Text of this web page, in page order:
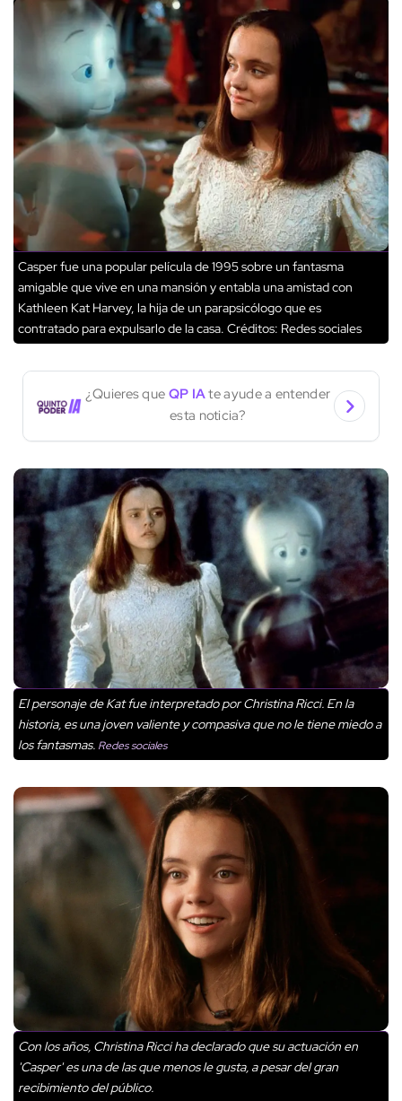
Casper fue una popular película de 1995 sobre un fantasma
amigable que vive en una mansión y entabla una amistad con
Kathleen Kat Harvey, la hija de un parapsicólogo que es
contratado para expulsarlo de la casa. Créditos: Redes sociales
¿Quieres que QP IAte ayude a entender
esta noticia?
El personaje de Kat fue interpretado por Christina Ricci. En la
historia, es una joven valiente y compasiva que no le tiene miedo a
los fantasmas. Redes sociales
Con los años, Christina Ricci ha declarado que su actuación en
'Casper' es una de las que menos le gusta, a pesar del gran
recibimiento del público.